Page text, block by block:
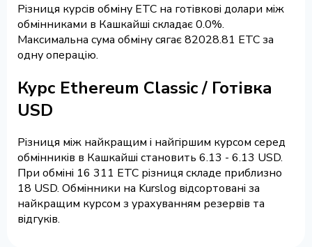
Різниця курсів обміну ETC на готівкові долари між
обмінниками в Кашкайші складає 0.0%.
Максимальна сума обміну сягає 82028.81 ETC за
одну операцію.
Курс Ethereum Classic / Готівка
USD
Різниця між найкращим і найгіршим курсом серед
обмінників в Кашкайші становить 6.13 - 6.13 USD.
При обміні 16 311 ETC різниця складе приблизно
18 USD. Обмінники на Kurslog відсортовані за
найкращим курсом з урахуванням резервів та
відгуків.